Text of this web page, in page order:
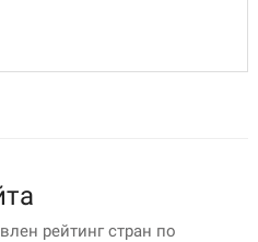
рейтинг стран по